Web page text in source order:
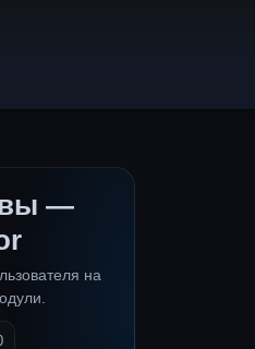
—
на